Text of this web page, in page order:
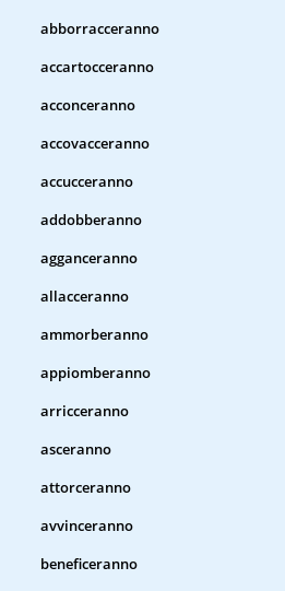
abborracceranno
accartocceranno
acconceranno
accovacceranno
accucceranno
addobberanno
agganceranno
allacceranno
ammorberanno
appiomberanno
arricceranno
asceranno
attorceranno
avvinceranno
beneficeranno